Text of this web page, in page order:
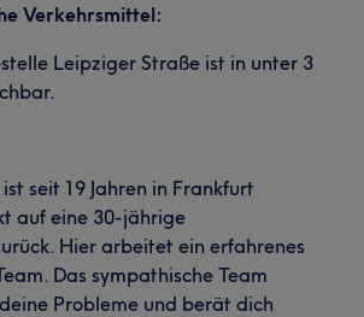
Verkehrsmittel:
Leipziger Straße ist in unter 3
seit 19 Jahren in Frankfurt
auf eine 30-jährige
Hier arbeitet ein erfahrenes
Das sympathische Team
Probleme und berät dich